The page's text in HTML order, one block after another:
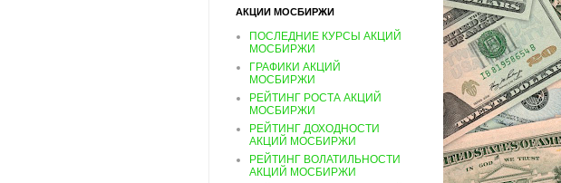
АКЦИИ МОСБИРЖИ
ПОСЛЕДНИЕ КУРСЫ АКЦИЙ
МОСБИРЖИ
ГРАФИКИ АКЦИЙ
МОСБИРЖИ
РЕЙТИНГ РОСТА АКЦИЙ
МОСБИРЖИ
РЕЙТИНГ ДОХОДНОСТИ
АКЦИЙ МОСБИРЖИ
РЕЙТИНГ ВОЛАТИЛЬНОСТИ
АКЦИЙ МОСБИРЖИ